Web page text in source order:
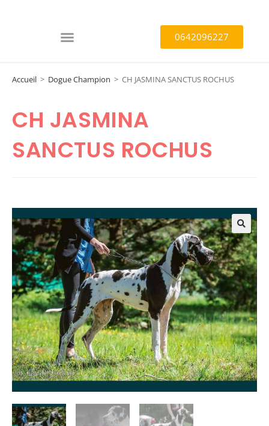
0642096227
Accueil > Dogue Champion > CH JASMINA SANCTUS ROCHUS
CH JASMINA
SANCTUS ROCHUS
🔍